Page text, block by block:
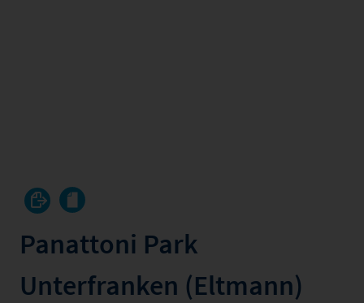
Panattoni Park
Unterfranken (Eltmann)